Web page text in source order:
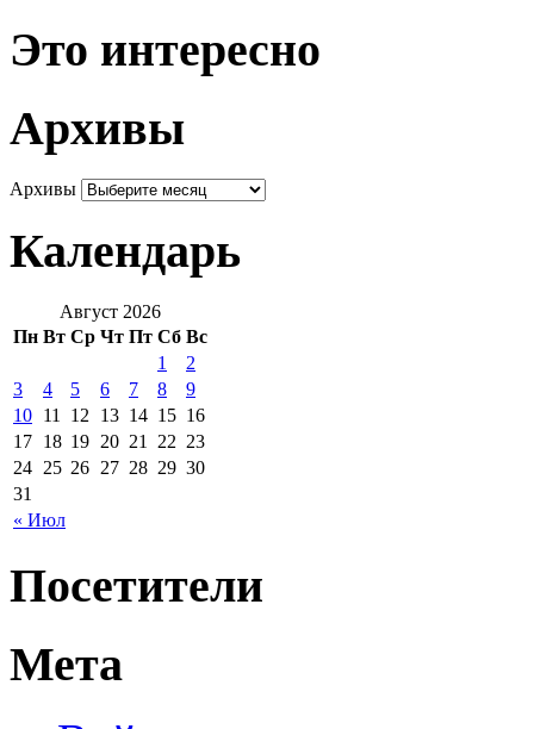
Это интересно
Архивы
Архивы
Календарь
Август 2026
Пн Вт Ср Чт Пт Сб Вс
« Июл
1
2
3
4 5 6 7 8
9
10 11 12 13 14 15 16
17 18 19 20 21 22 23
24 25 26 27 28 29 30
31
Посетители
Мета